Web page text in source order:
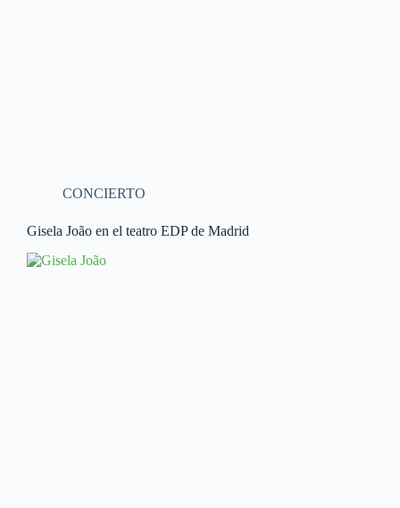
CONCIERTO
Gisela João en el teatro EDP de Madrid